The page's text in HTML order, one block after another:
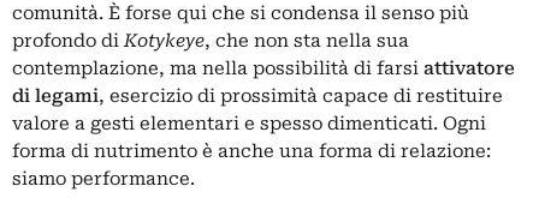
comunità. È forse qui che si condensa il senso più
profondo diKotykeye, che non sta nella sua
contemplazione, ma nella possibilità di farsi attivatore
di legami, esercizio di prossimità capace di restituire
valore a gesti elementari e spesso dimenticati. Ogni
forma di nutrimento è anche una forma di relazione:
siamo performance.